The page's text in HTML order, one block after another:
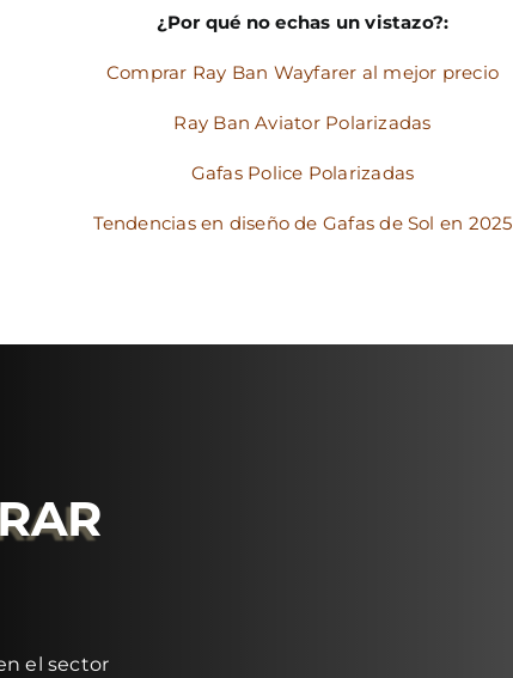
¿Por qué no echas un vistazo?:
Comprar Ray Ban Wayfarer al mejor precio
Ray Ban Aviator Polarizadas
Gafas Police Polarizadas
Tendencias en diseño de Gafas de Sol en 2025
el sector